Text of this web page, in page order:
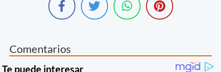
Comentarios